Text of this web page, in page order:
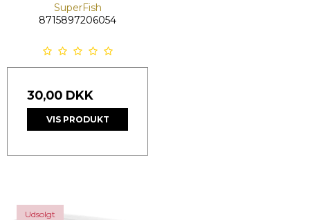
SuperFish
8715897206054
30,00 DKK
VIS PRODUKT
Udsolgt